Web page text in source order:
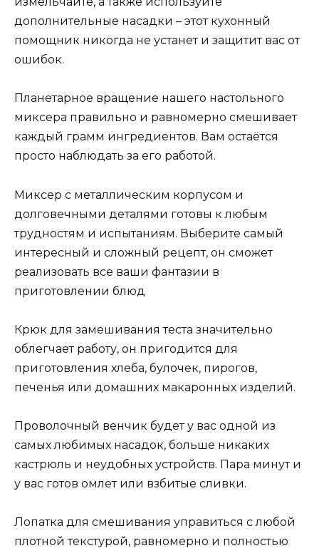
дополнительные насадки – этот кухонный
помощник никогда не устанет и защитит вас от
ошибок.
Планетарное вращение нашего настольного
миксера правильно и равномерно смешивает
каждый грамм ингредиентов. Вам остаётся
просто наблюдать за его работой.
Миксер с металлическим корпусом и
долговечными деталями готовы к любым
трудностям и испытаниям. Выберите самый
интересный и сложный рецепт, он сможет
реализовать все ваши фантазии в
приготовлении блюд
Крюк для замешивания теста значительно
облегчает работу, он пригодится для
приготовления хлеба, булочек, пирогов,
печенья или домашних макаронных изделий.
Проволочный венчик будет у вас одной из
самых любимых насадок, больше никаких
кастрюль и неудобных устройств. Пара минут и
у вас готов омлет или взбитые сливки.
Лопатка для смешивания управиться с любой
плотной текстурой, равномерно и полностью